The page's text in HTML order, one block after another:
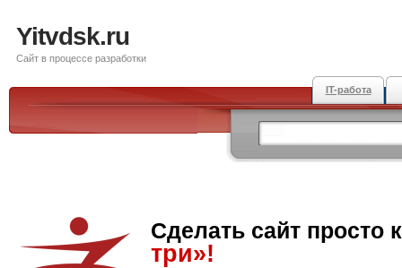
Yitvdsk.ru
Сайт в процессе разработки
IT-работа
Сделать сайт просто
три»!